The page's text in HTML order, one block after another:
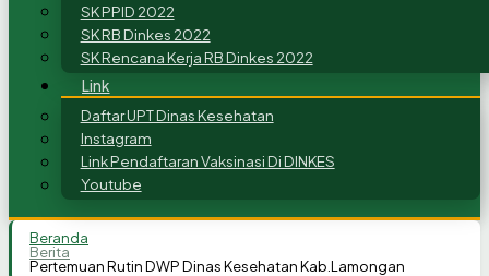
SK PPID 2022
SK RB Dinkes 2022
SK Rencana Kerja RB Dinkes 2022
Link
Daftar UPT Dinas Kesehatan
Instagram
Link Pendaftaran Vaksinasi Di DINKES
Youtube
Beranda
Berita
Pertemuan Rutin DWP Dinas Kesehatan Kab.Lamongan